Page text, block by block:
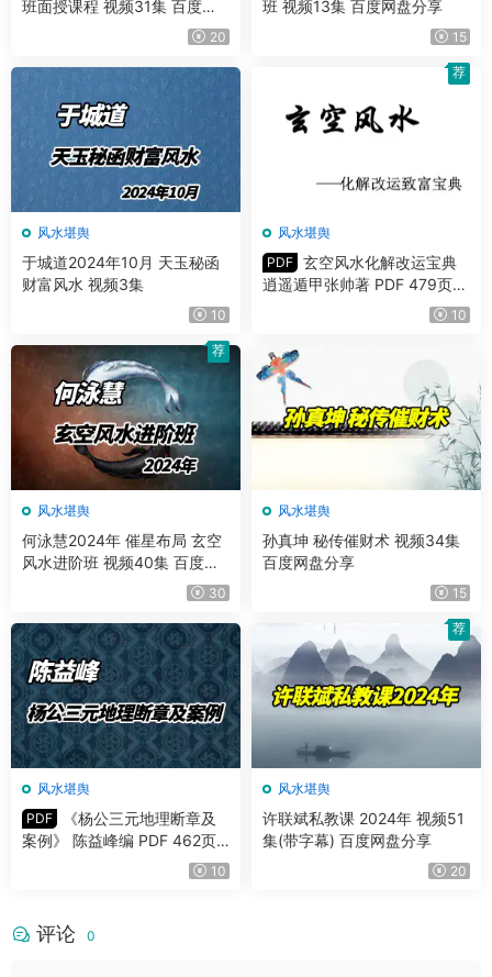
班面授课程 视频31集 百度网
20
班 视频13集 百度网盘分享
15
风水堪舆
于城道2024年10月 天玉秘函
财富风水 视频3集
10
风水堪舆
PDF 玄空风水化解改运宝典
逍遥遁甲张帅著 PDF 479页
10
荐
风水堪舆
何泳慧2024年 催星布局 玄空
风水进阶班 视频40集 百度网
30
荐
风水堪舆
孙真坤 秘传催财术 视频34集
百度网盘分享
15
风水堪舆
PDF
《杨公三元地理断章及
案例》 陈益峰编 PDF 462页 2
10
风水堪舆
许联斌私教课 2024年 视频51
集(带字幕) 百度网盘分享
20
荐
评论 0